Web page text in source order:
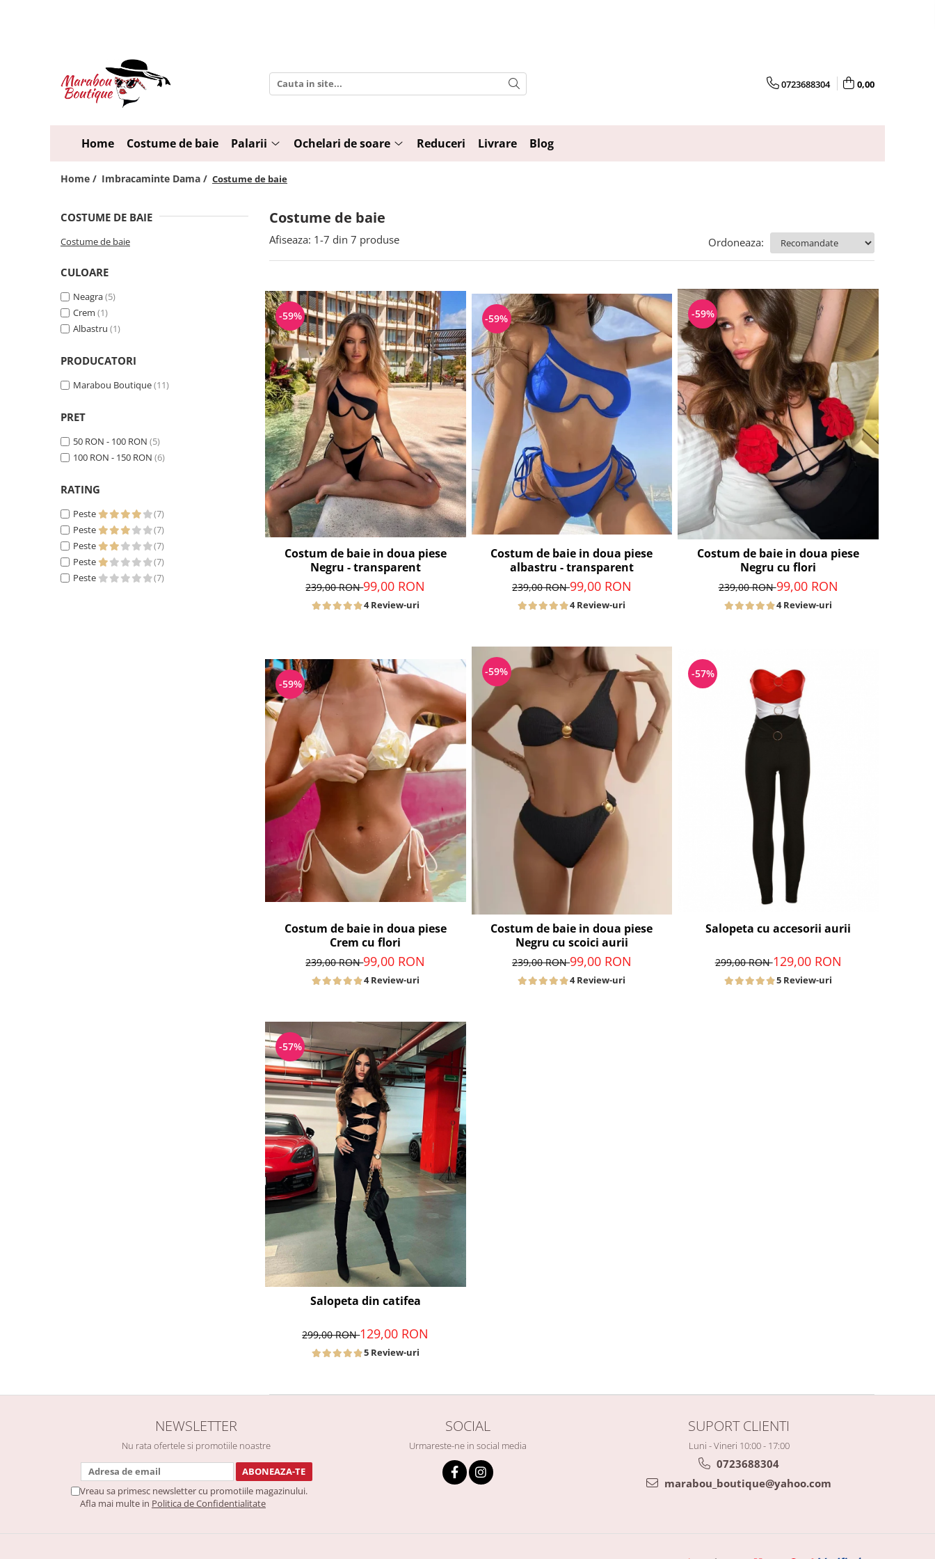
Palarii Dama
Palarii Barbati - Unisex
Sepci Handmade
Toate palariile
Ochelari pentru Femei
Ochelari pentru Barbati
Rame de Ochelari
0723688304 0,00
Home Costume de baie Palarii Ochelari de soare Reduceri Livrare Blog
Home / Imbracaminte Dama / Costume de baie
Costume de baie
COSTUME DE BAIE
Costume de baie
CULOARE
Neagra(5)
Crem (1)
Albastru (1)
PRODUCATORI
Marabou Boutique(11)
PRET
50 RON - 100 RON (5)
100 RON - 150 RON (6)
RATING
Peste
(7)
Peste
(7)
Peste
(7)
Peste
(7)
Peste
(7)
Afiseaza: 1-7 din 7 produse Ordoneaza:
-59%
Costum de baie in doua piese
Negru - transparent
239,00 RON99,00 RON
4 Review-uri
-59%
Costum de baie in doua piese
albastru - transparent
239,00 RON99,00 RON
4 Review-uri
-59%
Costum de baie in doua piese
Negru cu flori
239,00 RON99,00 RON
4 Review-uri
-59%
Costum de baie in doua piese
Crem cu flori
239,00 RON99,00 RON
4 Review-uri
-59%
Costum de baie in doua piese
Negru cu scoici aurii
239,00 RON99,00 RON
4 Review-uri
-57%
Salopeta cu accesorii aurii
299,00 RON129,00 RON
5 Review-uri
-57%
Salopeta din catifea
299,00 RON129,00 RON
5 Review-uri
NEWSLETTER
Nu rata ofertele si promotiile noastre
Vreau sa primesc newsletter cu promotiile magazinului.
Afla mai multe in Politica de Confidentialitate
SOCIAL
Urmareste-ne in social media
SUPORT CLIENTI
Luni - Vineri 10:00 - 17:00
0723688304
marabou_boutique@yahoo.com